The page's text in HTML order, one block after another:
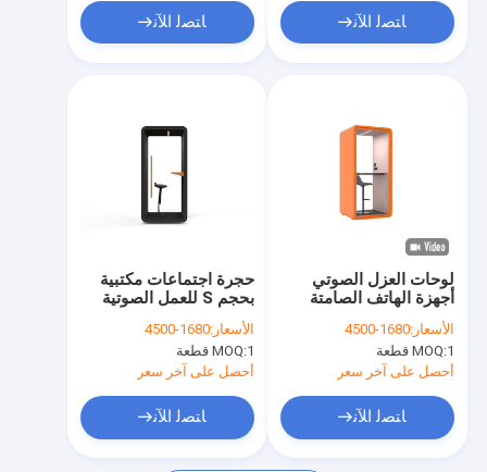
فيديوهات
عرض الواقع الافتراضي
جولة في المصنع
مراقبة الجودة
اتصل بنا
ﺎﺘﺼﻟ ﺍﻶﻧ ﺎﺘﺼﻟ ﺍﻶﻧ
حجرة اجتماعات مكتبية
بحجم S للعمل الصوتية
الخارق
الأسعار:1680-4500
MOQ:1 قطعة
أحصل على آخر سعر
ﺎﺘﺼﻟ ﺍﻶﻧ
لوحات العزل الصوتي
أجهزة الهاتف الصامتة
شخص واحد للاتصال حجم
اللون المخصص 1000
ملم عريض مع مكتب
الأسعار:1680-4500
MOQ:1 قطعة
أحصل على آخر سعر
ﺎﺘﺼﻟ ﺍﻶﻧ